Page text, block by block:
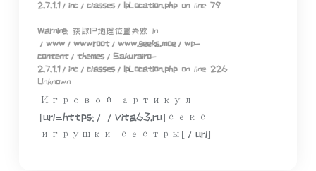
2.7.1.1/inc/classes/IpLocation.phpon line79
Warning: 获取IP地理位置失败 in
/www/wwwroot/www.geeks.moe/wp-
content/themes/Sakurairo-
2.7.1.1/inc/classes/IpLocation.phpon line 226
Unknown
Игровой артикул
[url=https://vita63.ru]секс
игрушки сестры[/url]